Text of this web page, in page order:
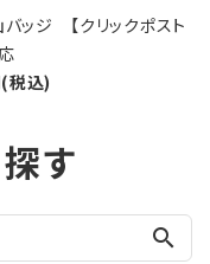
ッジ 【クリックポスト
税込)
す
search